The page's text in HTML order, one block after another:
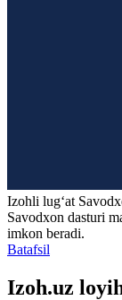
Izohli lugʻat
Savodxon dasturi
imkon beradi.
Batafsil
Izoh.uz